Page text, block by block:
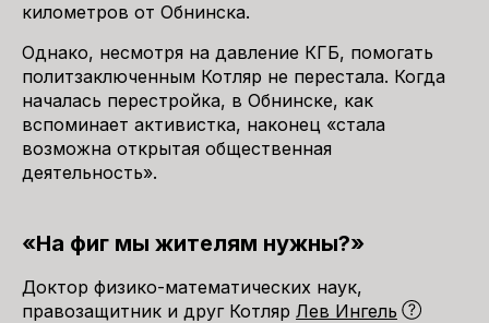
километров от Обнинска.
Однако, несмотря на давление КГБ, помогать
политзаключенным Котляр не перестала. Когда
началась перестройка, в Обнинске, как
вспоминает активистка, наконец «стала
возможна открытая общественная
деятельность».
«На фиг мы жителям нужны?»
Доктор физико-математических наук,
правозащитник и друг Котляр Лев Ингель